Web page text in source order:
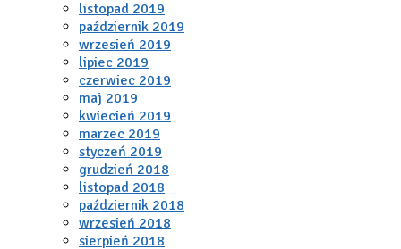
listopad 2019
październik 2019
wrzesień 2019
lipiec 2019
czerwiec 2019
maj 2019
kwiecień 2019
marzec 2019
styczeń 2019
grudzień 2018
listopad 2018
październik 2018
wrzesień 2018
sierpień 2018